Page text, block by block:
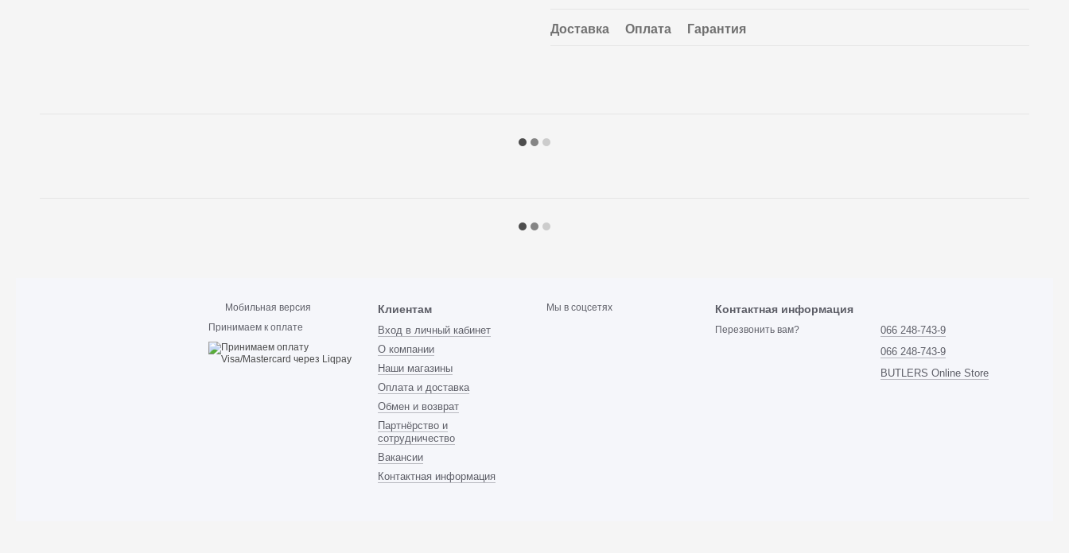
Доставка Оплата Гарантия
Мобильная версия
Принимаем к оплате
Клиентам
Вход в личный кабинет
О компании
Наши магазины
Оплата и доставка
Обмен и возврат
Партнёрство и
сотрудничество
Вакансии
Контактная информация
Мы в соцсетях Контактная информация
Перезвонить вам?
066 248-743-9
066 248-743-9
BUTLERS Online Store